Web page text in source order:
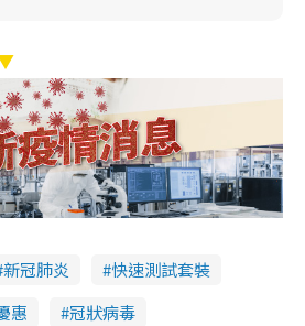
新冠肺炎
快速測試套裝
惠
冠狀病毒